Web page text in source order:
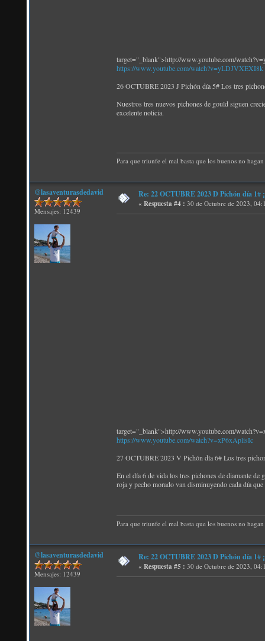
target="_blank">http://www.youtube.com/
https://www.youtube.com/watch?v=yLDJVXEXI8k
26 OCTUBRE 2023 J Pichón día 5# Los tres
Nuestros tres nuevos pichones de gould siguen
excelente noticia.
Para que triunfe el mal basta que los buenos no
@lasaventurasdedavid
Mensajes: 12439
Re: 22 OCTUBRE 2023 D Pichón día
« Respuesta #4 : 30 de Octubre de 2023,
target="_blank">http://www.youtube.com/
https://www.youtube.com/watch?v=xP6xAplisIc
27 OCTUBRE 2023 V Pichón día 6# Los tres
En el día 6 de vida los tres pichones de diamante de
roja y pecho morado van disminuyendo cada día que
Para que triunfe el mal basta que los buenos no
@lasaventurasdedavid
Mensajes: 12439
Re: 22 OCTUBRE 2023 D Pichón día
« Respuesta #5 : 30 de Octubre de 2023,